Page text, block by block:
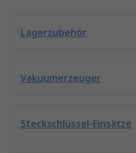
Lagerzubehör
Vakuumerzeuger
Steckschlüssel-Einsätze